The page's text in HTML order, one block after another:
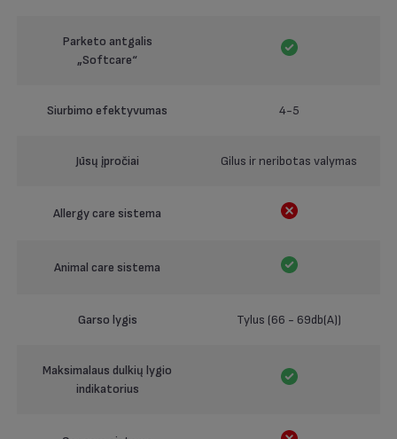
Parketo antgalis
„Softcare“
Siurbimo efektyvumas 4-5
Jūsų įpročiai Gilus ir neribotas valymas
Allergy care sistema
Animal care sistema
Garso lygis Tylus (66 - 69db(A))
Maksimalaus dulkių lygio
indikatorius